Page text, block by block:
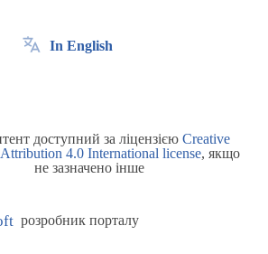
In English
доступний за ліцензією Creative
4.0 International license, якщо
не зазначено інше
розробник порталу